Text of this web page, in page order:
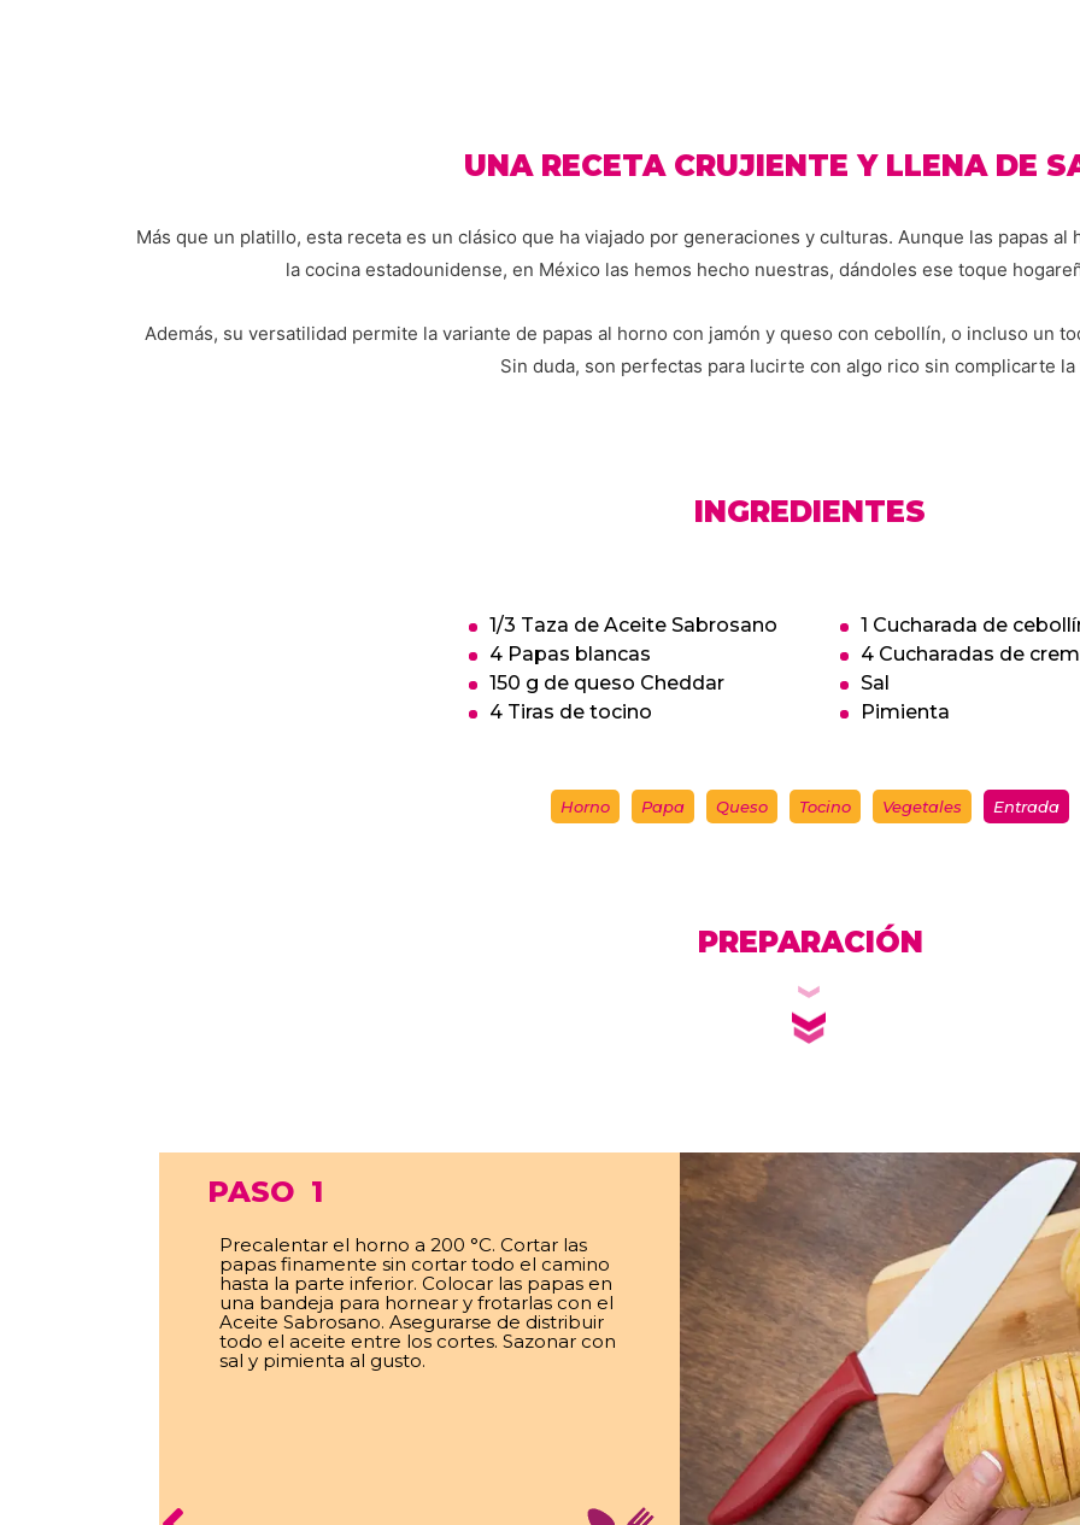
UNA RECETA CRUJIENTE Y LLENA DE
Más que un platillo, esta receta es un clásico que ha viajado por generaciones y culturas. Aunque las papas
la cocina estadounidense, en México las hemos hecho nuestras, dándoles ese toque
Además, su versatilidad permite la variante de papas al horno con jamón y queso con cebollín, o incluso un
Sin duda, son perfectas para lucirte con algo rico sin complicarte la
INGREDIENTES
1/3 Taza de Aceite Sabrosano
4 Papas blancas
150 g de queso Cheddar
4 Tiras de tocino
1 Cucharada de
4 Cucharadas de
Sal
Pimienta
Horno Papa Queso Tocino Vegetales Entrada
PREPARACIÓN
PASO 1
Precalentar el horno a 200 °C. Cortar las
papas finamente sin cortar todo el camino
hasta la parte inferior. Colocar las papas en
una bandeja para hornear y frotarlas con el
Aceite Sabrosano. Asegurarse de distribuir
todo el aceite entre los cortes. Sazonar con
sal y pimienta al gusto.